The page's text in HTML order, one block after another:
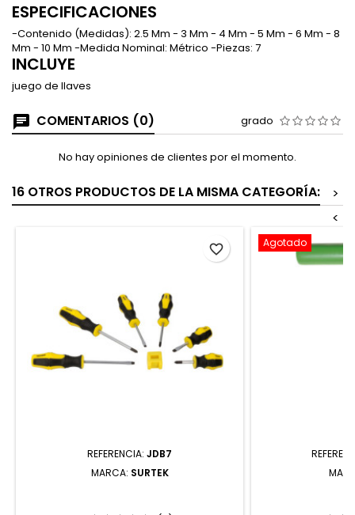
ESPECIFICACIONES
-Contenido (Medidas): 2.5 Mm - 3 Mm - 4 Mm - 5 Mm - 6 Mm - 8
Mm - 10 Mm -Medida Nominal: Métrico -Piezas: 7
INCLUYE
juego de llaves
COMENTARIOS (0) grado
No hay opiniones de clientes por el momento.
16 OTROS PRODUCTOS DE LA MISMA CATEGORÍA:
>
<
REFERENCIA: JDB7
MARCA: SURTEK
favorite_border Agotado